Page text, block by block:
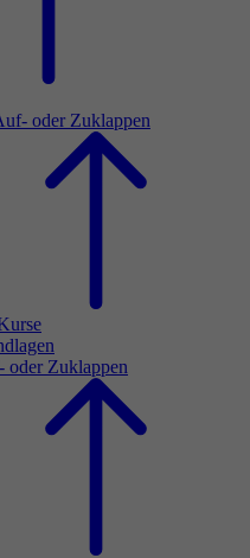
oder Zuklappen
oder Zuklappen